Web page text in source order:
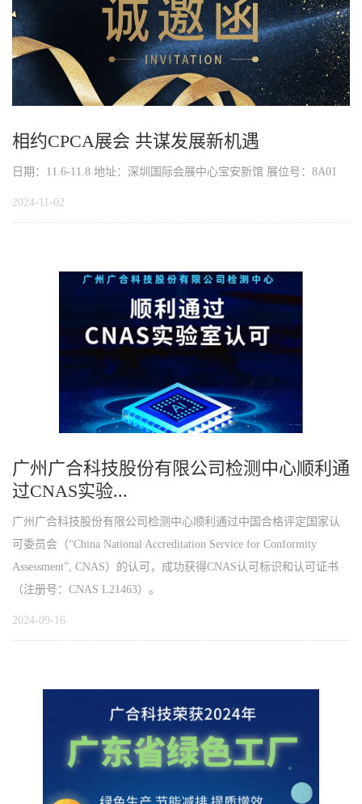
相约CPCA展会 共谋发展新机遇
日期：11.6-11.8 地址：深圳国际会展中心宝安新馆 展位号：8A01
2024-11-02
广州广合科技股份有限公司检测中心顺利通
过CNAS实验...
广州广合科技股份有限公司检测中心顺利通过中国合格评定国家认
可委员会（“China National Accreditation Service for Conformity
Assessment”, CNAS）的认可，成功获得CNAS认可标识和认可证书
（注册号：CNAS L21463）。
2024-09-16